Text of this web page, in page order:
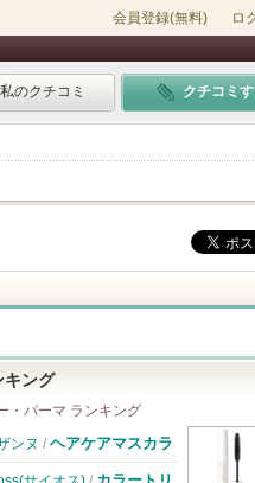
会員登録(無料) ロ
私のクチコミ クチコミ
キング
・パーマ ランキング
ンヌ / ヘアケアマスカラ